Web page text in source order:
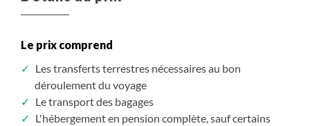
Le prix comprend
Les transferts terrestres nécessaires au bon
déroulement du voyage
Le transport des bagages
L'hébergement en pension complète, sauf certains